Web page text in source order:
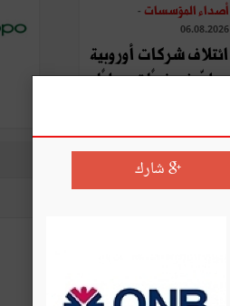
أصداء المؤسسات -
06.08.2026
ائتلاف شركات أوروبية
يطوّر نموذجًا تحويليًا
شارك